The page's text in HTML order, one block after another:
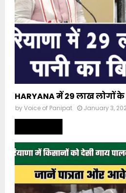
HARYANA में 29 लाख लोगों
byVoice of Panipat January 3,